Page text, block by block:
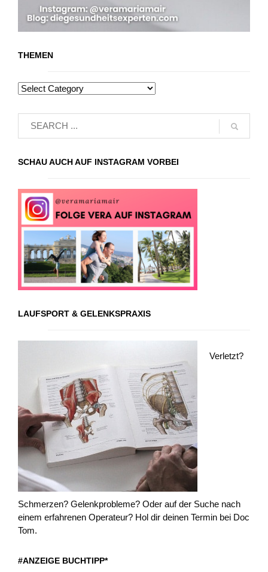
THEMEN
SCHAU AUCH AUF INSTAGRAM VORBEI
LAUFSPORT & GELENKSPRAXIS
Verletzt?
Schmerzen? Gelenkprobleme? Oder auf der Suche nach
einem erfahrenen Operateur? Hol dir deinen Termin bei Doc
Tom.
#ANZEIGE BUCHTIPP*